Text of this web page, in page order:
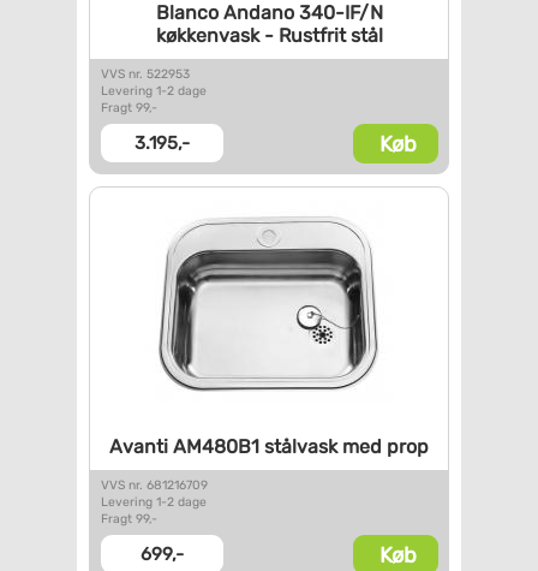
Blanco Andano 340-IF/N
køkkenvask - Rustfrit stål
VVS nr. 522953
Levering 1-2 dage
Fragt 99,-
3.195,- Køb
Avanti AM480B1 stålvask med prop
VVS nr. 681216709
Levering 1-2 dage
Fragt 99,-
699,- Køb